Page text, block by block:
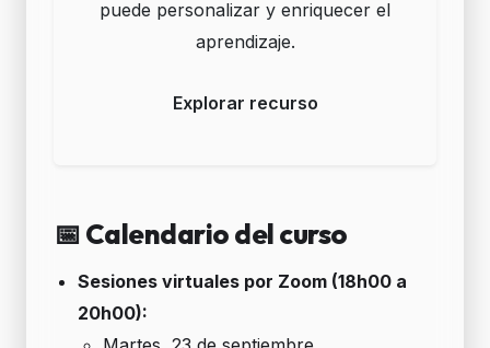
puede personalizar y enriquecer el
aprendizaje.
Explorar recurso
📅 Calendario del curso
Sesiones virtuales por Zoom (18h00 a
20h00):